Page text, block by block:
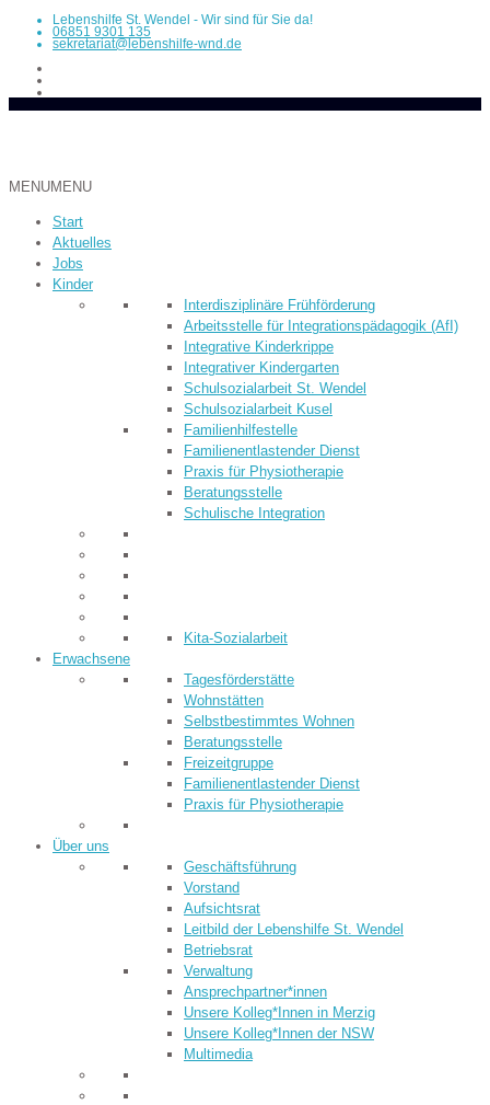
Lebenshilfe St. Wendel - Wir sind für Sie da!
06851 9301 135
sekretariat@lebenshilfe-wnd.de
MENUMENU
Start
Aktuelles
Jobs
Kinder
Inter­dis­ziplinäre Früh­­förderung
Arbeitsstelle für Integrationspädagogik (AfI)
Integrative Kinderkrippe
Integrativer Kindergarten
Schulsozialarbeit St. Wendel
Schulsozialarbeit Kusel
Familienhilfestelle
Familienentlastender Dienst
Praxis für Physiotherapie
Beratungsstelle
Schulische Integration
Kita-Sozialarbeit
Erwachsene
Tagesförderstätte
Wohnstätten
Selbstbestimmtes Wohnen
Beratungsstelle
Freizeitgruppe
Familienentlastender Dienst
Praxis für Physiotherapie
Über uns
Geschäftsführung
Vorstand
Aufsichtsrat
Leitbild der Lebenshilfe St. Wendel
Betriebsrat
Verwaltung
Ansprechpartner*innen
Unsere Kolleg*Innen in Merzig
Unsere Kolleg*Innen der NSW
Multimedia